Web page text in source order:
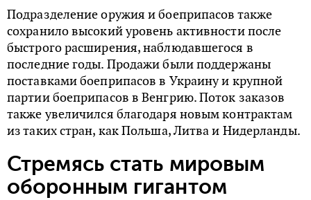
Подразделение оружия и боеприпасов также
сохранило высокий уровень активности после
быстрого расширения, наблюдавшегося в
последние годы. Продажи были поддержаны
поставками боеприпасов в Украину и крупной
партии боеприпасов в Венгрию. Поток заказов
также увеличился благодаря новым контрактам
из таких стран, как Польша, Литва и Нидерланды.
Стремясь стать мировым
оборонным гигантом